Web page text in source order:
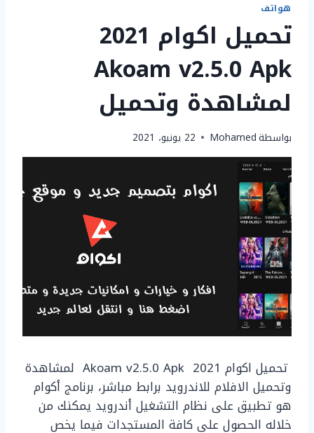
هواتف
تحميل اكوام 2021
Akoam v2.5.0 Apk
لمشاهدة وتحميل
بواسطةMohamed 22 يونيو، 2021
تحميل اكوام 2021 Akoam v2.5.0 Apk لمشاهدة
وتحميل الافلام للاندرويد برابط مباشر، برنامج أكوام
هو تطبيق على نظام التشغيل أندرويد يمكنك من
خلاله الحصول على كافة المستجدات فيما يخص